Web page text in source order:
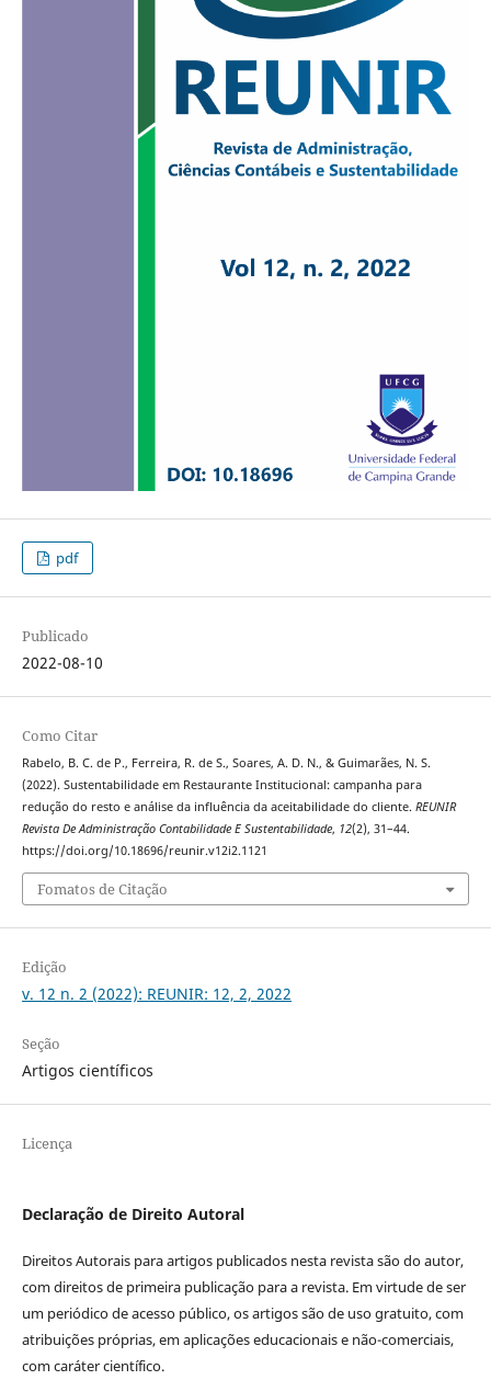
pdf
Publicado
2022-08-10
Como Citar
Rabelo, B. C. de P., Ferreira, R. de S., Soares, A. D. N., & Guimarães, N. S.
(2022). Sustentabilidade em Restaurante Institucional: campanha para
redução do resto e análise da influência da aceitabilidade do cliente. REUNIR
Revista De Administração Contabilidade E Sustentabilidade, 12(2), 31–44.
https://doi.org/10.18696/reunir.v12i2.1121
Fomatos de Citação
Edição
v. 12 n. 2 (2022): REUNIR: 12, 2, 2022
Seção
Artigos científicos
Licença
Declaração de Direito Autoral
Direitos Autorais para artigos publicados nesta revista são do autor,
com direitos de primeira publicação para a revista. Em virtude de ser
um periódico de acesso público, os artigos são de uso gratuito, com
atribuições próprias, em aplicações educacionais e não-comerciais,
com caráter científico.